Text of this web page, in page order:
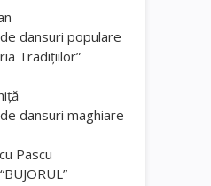
dansuri populare
Tradiţiilor”
dansuri maghiare
Pascu